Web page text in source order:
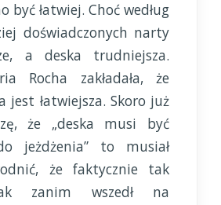
być łatwiej. Choć według
doświadczonych narty
a deska trudniejsza.
Rocha zakładała, że
jest łatwiejsza. Skoro już
że „deska musi być
jeżdżenia” to musiał
że faktycznie tak
zanim wszedł na